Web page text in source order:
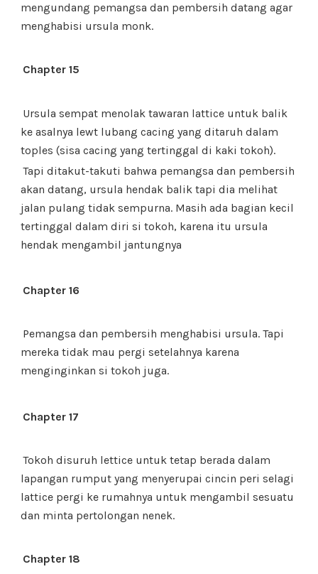
mengundang pemangsa dan pembersih datang agar
menghabisi ursula monk.
Chapter 15
Ursula sempat menolak tawaran lattice untuk balik
ke asalnya lewt lubang cacing yang ditaruh dalam
toples (sisa cacing yang tertinggal di kaki tokoh).
Tapi ditakut-takuti bahwa pemangsa dan pembersih
akan datang, ursula hendak balik tapi dia melihat
jalan pulang tidak sempurna. Masih ada bagian kecil
tertinggal dalam diri si tokoh, karena itu ursula
hendak mengambil jantungnya
Chapter 16
Pemangsa dan pembersih menghabisi ursula. Tapi
mereka tidak mau pergi setelahnya karena
menginginkan si tokoh juga.
Chapter 17
Tokoh disuruh lettice untuk tetap berada dalam
lapangan rumput yang menyerupai cincin peri selagi
lattice pergi ke rumahnya untuk mengambil sesuatu
dan minta pertolongan nenek.
Chapter 18